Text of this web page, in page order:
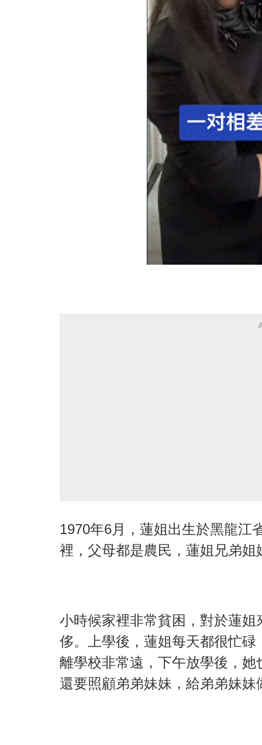
1970年6月，蓮姐出生於黑龍江
裡，父母都是農民，蓮姐兄弟
小時候家裡非常貧困，對於蓮
侈。上學後，蓮姐每天都很忙
離學校非常遠，下午放學後，
還要照顧弟弟妹妹，給弟弟妹